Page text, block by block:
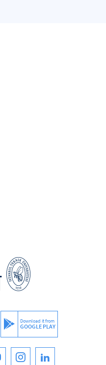
Download it from
GOOGLE PLAY